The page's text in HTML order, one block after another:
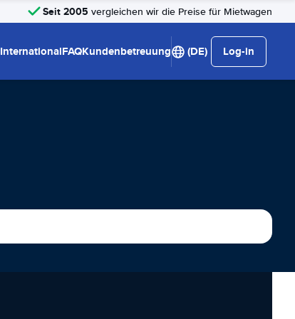
Seit 2005 vergleichen wir die Preise für Mietwagen
InternationalFAQKundenbetreuung (DE) Log-in